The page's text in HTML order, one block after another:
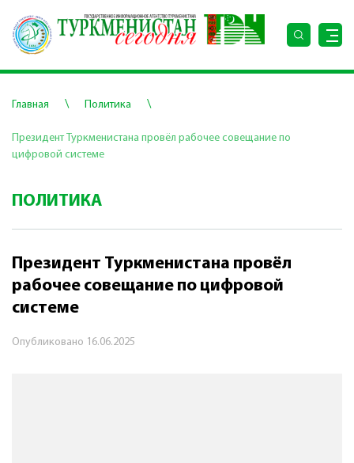
Главная \ Политика \
Президент Туркменистана провёл рабочее совещание по
цифровой системе
ПОЛИТИКА
Президент Туркменистана провёл
рабочее совещание по цифровой
системе
Опубликовано 16.06.2025